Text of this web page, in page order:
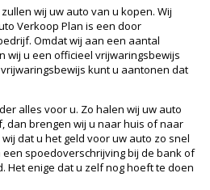
wij uw auto van u kopen. Wij
Verkoop Plan is een door
Omdat wij aan een aantal
wij u een officieel vrijwaringsbewijs
kunt u aantonen dat
alles voor u. Zo halen wij uw auto
dan brengen wij u naar huis of naar
dat u het geld voor uw auto zo snel
een spoedoverschrijving bij de bank of
Het enige dat u zelf nog hoeft te doen